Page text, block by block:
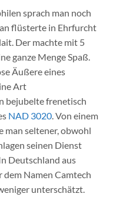
sprach man noch
flüsterte in Ehrfurcht
Der machte mit 5
ganze Menge Spaß.
Äußere eines
Art
bejubelte frenetisch
NAD 3020. Von einem
man seltener, obwohl
seinen Dienst
Deutschland aus
Namen Camtech
unterschätzt.